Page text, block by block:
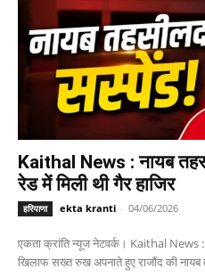
Kaithal News : नायब
रेड में मिली थी गैर हाजिर
हरियाणा ekta kranti - 04/06/2026
एकता क्रांति न्यूज नेटवर्क। Kaithal News
खिलाफ सख्त रुख अपनाते हुए राजौंद की नायब